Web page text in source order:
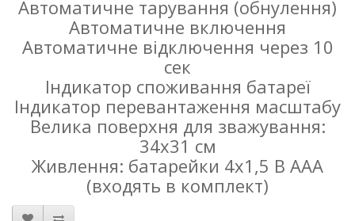
Автоматичне тарування (обнулення)
Автоматичне включення
Автоматичне відключення через 10
сек
Індикатор споживання батареї
Індикатор перевантаження масштабу
Велика поверхня для зважування:
34x31 см
Живлення: батарейки 4х1,5 В ААА
(входять в комплект)